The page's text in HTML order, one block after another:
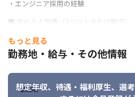
・エンジニア採用の経験
■ 求める人物像（3つ以上あれば歓迎）
・自己と企業成長のため挑戦をし続けら
・細部までこだわりを持てる方
・事業拡大に伴い、自走し熱心に仕事
・幹部候補として上流工程に対して責
もっと見る
勤務地・給与・その他情報
想定年収、待遇・福利厚生、 選
勤務地